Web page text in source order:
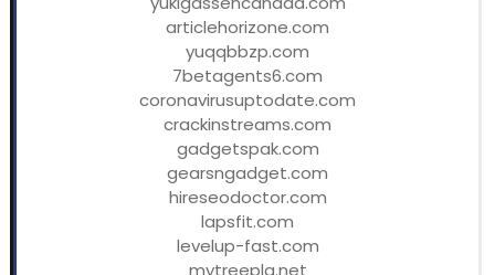
articlehorizone.com
yuqqbbzp.com
7betagents6.com
coronavirusuptodate.com
crackinstreams.com
gadgetspak.com
gearsngadget.com
hireseodoctor.com
lapsfit.com
levelup-fast.com
mytreepla.net